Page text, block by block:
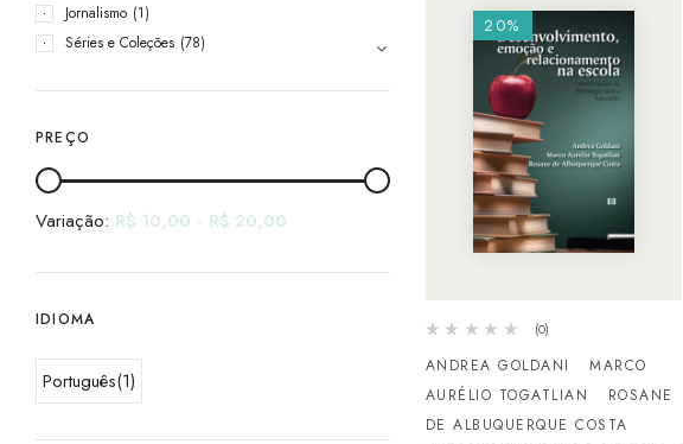
Jornalismo (1)
Séries e Coleções (78)
PREÇO
Variação: R$ 10,00 - R$ 20,00
IDIOMA
Português(1)
20%
(0)
ANDREA GOLDANI
MARCO
AURÉLIO TOGATLIAN
ROSANE
DE ALBUQUERQUE COSTA